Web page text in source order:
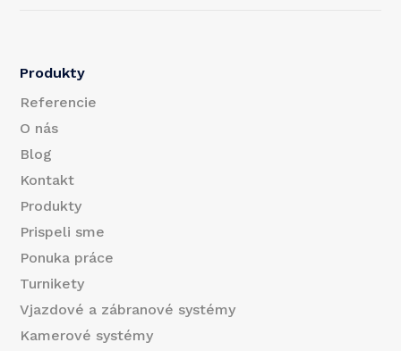
*
E
m
a
i
l
Produkty
Referencie
O nás
Blog
Kontakt
Produkty
Prispeli sme
Ponuka práce
Turnikety
Vjazdové a zábranové systémy
Kamerové systémy